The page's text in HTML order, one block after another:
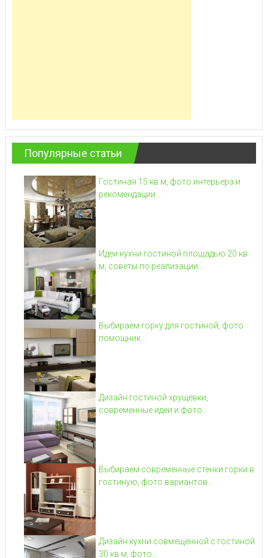
Популярные статьи
Гостиная 15 кв м, фото интерьера и
рекомендации...
Идеи кухни гостиной площадью 20 кв
м, советы по реализации...
Выбираем горку для гостиной, фото
помощник...
Дизайн гостиной хрущевки,
современные идеи и фото...
Выбираем современные стенки горки в
гостиную, фото вариантов...
Дизайн кухни совмещенной с гостиной
30 кв м, фото...